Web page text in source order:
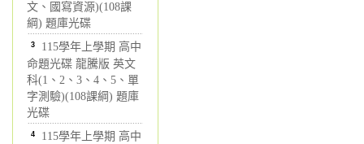
文、國寫資源)(108課
綱) 題庫光碟
3 115學年上學期 高中
命題光碟 龍騰版 英文
科(1、2、3、4、5、單
字測驗)(108課綱) 題庫
光碟
4 115學年上學期 高中